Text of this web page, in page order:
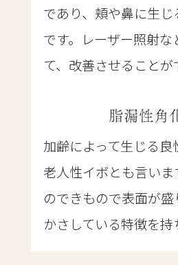
であり、頬や鼻に生
です。レーザー照射
て、改善させることが
脂漏性角
加齢によって生じる良
老人性イボとも言い
のできもので表面が
かさしている特徴を持